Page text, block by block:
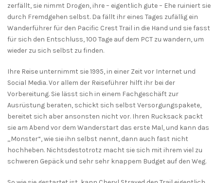
zerfällt, sie nimmt Drogen, ihre – eigentlich gute – Ehe ruiniert sie
durch Fremdgehen selbst. Da fällt ihr eines Tages zufällig ein
Wanderführer für den Pacific Crest Trail in die Hand und sie fasst
für sich den Entschluss, 100 Tage auf dem PCT zu wandern, um
wieder zu sich selbst zu finden.
Ihre Reise unternimmt sie 1995, in einer Zeit vor Internet und
Social Media. Vor allem der Reiseführer hilft ihr bei der
Vorbereitung. Sie lässt sich in einem Fachgeschäft zur
Ausrüstung beraten, schickt sich selbst Versorgungspakete,
bereitet sich aber ansonsten nicht vor. Ihren Rucksack packt
sie am Abend vor dem Wanderstart das erste Mal, und kann das
„Monster“, wie sie ihn selbst nennt, dann auch fast nicht
hochheben. Nichtsdestotrotz macht sie sich mit ihrem viel zu
schweren Gepäck und sehr sehr knappem Budget auf den Weg.